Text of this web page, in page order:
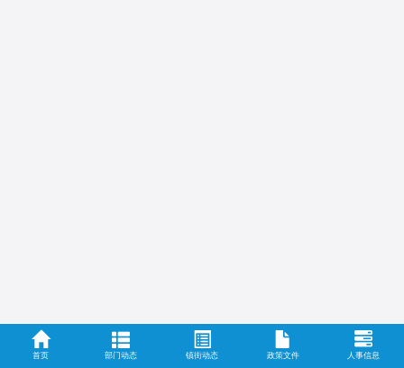
首页 部门动态 镇街动态 政策文件 人事信息